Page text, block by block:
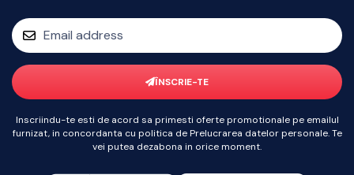
ÎNSCRIE-TE
Inscriindu-te esti de acord sa primesti oferte promotionale pe emailul
furnizat, in concordanta cu politica de Prelucrarea datelor personale. Te
vei putea dezabona in orice moment.